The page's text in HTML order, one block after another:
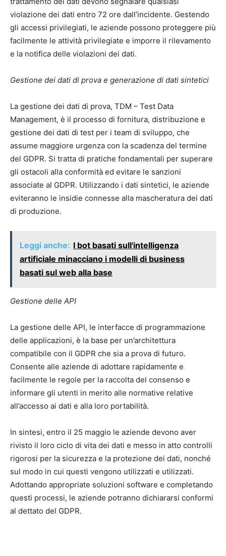
violazione dei dati entro 72 ore dall’incidente. Gestendo
gli accessi privilegiati, le aziende possono proteggere più
facilmente le attività privilegiate e imporre il rilevamento
e la notifica delle violazioni dei dati.
Gestione dei dati di prova e generazione di dati sintetici
La gestione dei dati di prova, TDM – Test Data
Management, è il processo di fornitura, distribuzione e
gestione dei dati di test per i team di sviluppo, che
assume maggiore urgenza con la scadenza del termine
del GDPR. Si tratta di pratiche fondamentali per superare
gli ostacoli alla conformità ed evitare le sanzioni
associate al GDPR. Utilizzando i dati sintetici, le aziende
eviteranno le insidie connesse alla mascheratura dei dati
di produzione.
Leggi anche: I bot basati sull'intelligenza
artificiale minacciano i modelli di business
basati sul web alla base
Gestione delle API
La gestione delle API, le interfacce di programmazione
delle applicazioni, è la base per un’architettura
compatibile con il GDPR che sia a prova di futuro.
Consente alle aziende di adottare rapidamente e
facilmente le regole per la raccolta del consenso e
informare gli utenti in merito alle normative relative
all’accesso ai dati e alla loro portabilità.
In sintesi, entro il 25 maggio le aziende devono aver
rivisto il loro ciclo di vita dei dati e messo in atto controlli
rigorosi per la sicurezza e la protezione dei dati, nonché
sul modo in cui questi vengono utilizzati e utilizzati.
Adottando appropriate soluzioni software e completando
questi processi, le aziende potranno dichiararsi conformi
al dettato del GDPR.